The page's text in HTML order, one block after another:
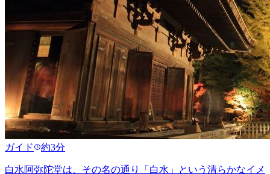
ガイド 約3分
白水阿弥陀堂は、その名の通り「白水」という清らかなイメ